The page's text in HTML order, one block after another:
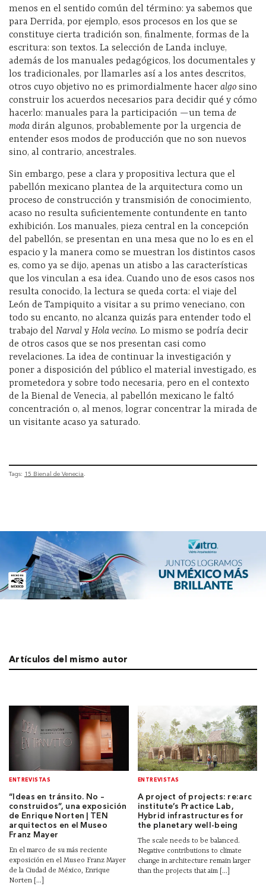
menos en el sentido común del término: ya sabemos que
para Derrida, por ejemplo, esos procesos en los que se
constituye cierta tradición son, finalmente, formas de la
escritura: son textos. La selección de Landa incluye,
además de los manuales pedagógicos, los documentales y
los tradicionales, por llamarles así a los antes descritos,
otros cuyo objetivo no es primordialmente hacer algo sino
construir los acuerdos necesarios para decidir qué y cómo
hacerlo: manuales para la participación —un tema de
moda dirán algunos, probablemente por la urgencia de
entender esos modos de producción que no son nuevos
sino, al contrario, ancestrales.
Sin embargo, pese a clara y propositiva lectura que el
pabellón mexicano plantea de la arquitectura como un
proceso de construcción y transmisión de conocimiento,
acaso no resulta suficientemente contundente en tanto
exhibición. Los manuales, pieza central en la concepción
del pabellón, se presentan en una mesa que no lo es en el
espacio y la manera como se muestran los distintos casos
es, como ya se dijo, apenas un atisbo a las características
que los vinculan a esa idea. Cuando uno de esos casos nos
resulta conocido, la lectura se queda corta: el viaje del
León de Tampiquito a visitar a su primo veneciano, con
todo su encanto, no alcanza quizás para entender todo el
trabajo del Narval y Hola vecino. Lo mismo se podría decir
de otros casos que se nos presentan casi como
revelaciones. La idea de continuar la investigación y
poner a disposición del público el material investigado, es
prometedora y sobre todo necesaria, pero en el contexto
de la Bienal de Venecia, al pabellón mexicano le faltó
concentración o, al menos, lograr concentrar la mirada de
un visitante acaso ya saturado.
Tags: 15 Bienal de Venecia
Artículos del mismo autor
ENTREVISTAS
“Ideas en tránsito. No –
construidos”, una exposición
de Enrique Norten | TEN
arquitectos en el Museo
Franz Mayer
En el marco de su más reciente
exposición en el Museo Franz Mayer
de la Ciudad de México, Enrique
Norten [...]
ENTREVISTAS
A project of projects: re:arc
institute’s Practice Lab,
Hybrid infrastructures for
the planetary well-being
The scale needs to be balanced.
Negative contributions to climate
change in architecture remain larger
than the projects that aim [...]